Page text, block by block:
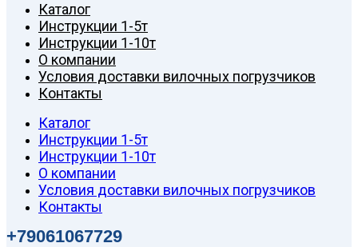
Каталог
Инструкции 1-5т
Инструкции 1-10т
О компании
Условия доставки вилочных погрузчиков
Контакты
Каталог
Инструкции 1-5т
Инструкции 1-10т
О компании
Условия доставки вилочных погрузчиков
Контакты
+79061067729